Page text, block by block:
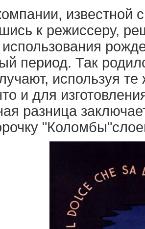
известной
к режиссеру,
использования
период. Так
используя
и для
разница